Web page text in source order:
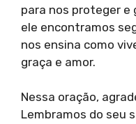
para nos proteger e
ele encontramos
nos ensina como
graça e amor.
Nessa oração,
Lembramos do seu